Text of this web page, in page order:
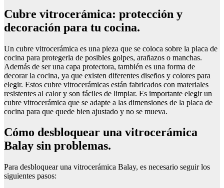
Cubre vitrocerámica: protección y
decoración para tu cocina.
Un cubre vitrocerámica es una pieza que se coloca sobre la placa de
cocina para protegerla de posibles golpes, arañazos o manchas.
Además de ser una capa protectora, también es una forma de
decorar la cocina, ya que existen diferentes diseños y colores para
elegir. Estos cubre vitrocerámicas están fabricados con materiales
resistentes al calor y son fáciles de limpiar. Es importante elegir un
cubre vitrocerámica que se adapte a las dimensiones de la placa de
cocina para que quede bien ajustado y no se mueva.
Cómo desbloquear una vitrocerámica
Balay sin problemas.
Para desbloquear una vitrocerámica Balay, es necesario seguir los
siguientes pasos: